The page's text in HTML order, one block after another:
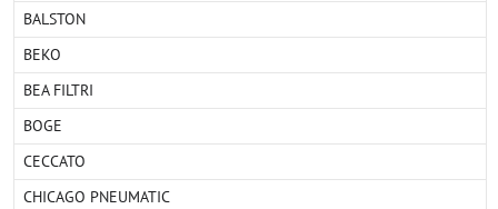
BALSTON
BEKO
BEA FILTRI
BOGE
CECCATO
CHICAGO PNEUMATIC